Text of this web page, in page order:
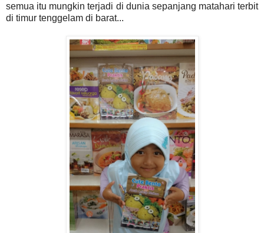
semua itu mungkin terjadi di dunia sepanjang matahari terbit
di timur tenggelam di barat...